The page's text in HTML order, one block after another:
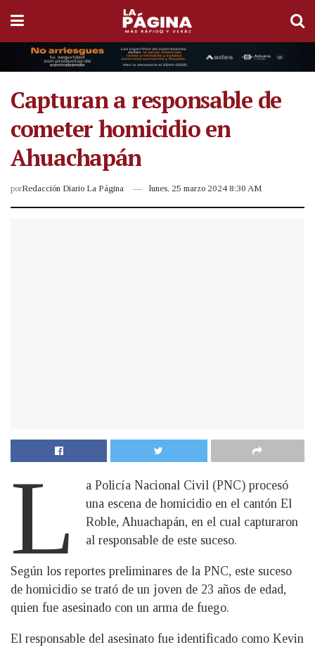
Capturan a responsable de
cometer homicidio en
Ahuachapán
porRedacción Diario La Página lunes, 25 marzo 2024 8:30 AM
L
a Policía Nacional Civil (PNC) procesó
una escena de homicidio en el cantón El
Roble, Ahuachapán, en el cual capturaron
al responsable de este suceso.
Según los reportes preliminares de la PNC, este suceso
de homicidio se trató de un joven de 23 años de edad,
quien fue asesinado con un arma de fuego.
El responsable del asesinato fue identificado como Kevin